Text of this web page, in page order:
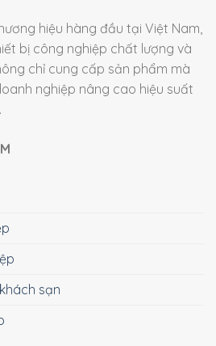
hiệu hàng đầu tại Việt Nam,
bị công nghiệp chất lượng và
chỉ cung cấp sản phẩm mà
nghiệp nâng cao hiệu suất
sạn